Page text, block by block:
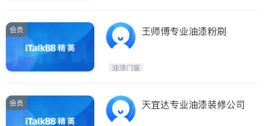
Stouffville
Maple
Waterloo
Guelph
Ajax
Oshawa
Niagara Falls
Pickering
Concord
会员 王师傅专业油漆粉刷
油漆门窗
会员 天宜达专业油漆装修公司